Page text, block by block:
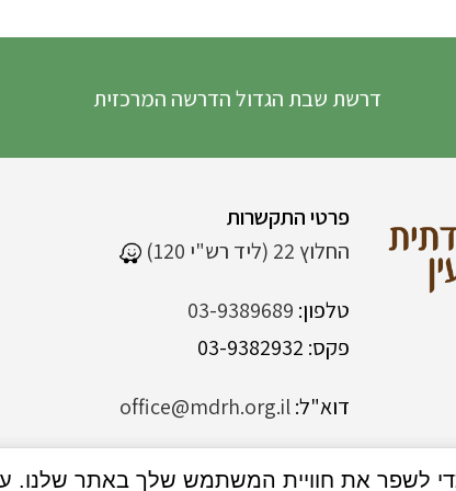
דרשת שבת הגדול הדרשה המרכזית
פרטי התקשרות
החלוץ 22 (ליד רש"י 120)
טלפון: 03-9389689
פקס: 03-9382932
דוא"ל:office@mdrh.org.il